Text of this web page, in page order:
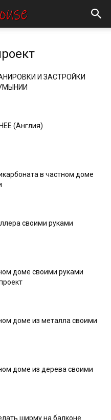
И ЗАСТРОЙКИ
(Англия)
в частном доме
своими руками
доме своими руками
доме из металла своими
доме из дерева своими
ширму на балконе